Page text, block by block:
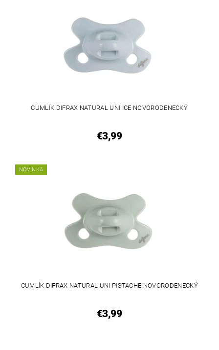
CUMLÍK DIFRAX NATURAL UNI ICE NOVORODENECKÝ
€3,99
NOVINKA
CUMLÍK DIFRAX NATURAL UNI PISTACHE NOVORODENECKÝ
€3,99